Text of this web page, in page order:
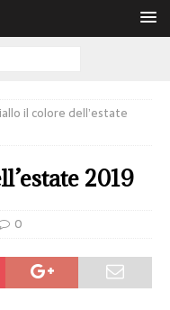
il colore dell’estate
2019
0